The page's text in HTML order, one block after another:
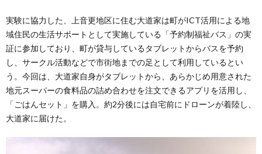
実験に協力した、上音更地区に住む大道家は町がICT活用による地
域住民の生活サポートとして実施している「予約制福祉バス」の実
証に参加しており、町が貸与しているタブレットからバスを予約
し、サークル活動などで市街地までの足として利用しているとい
う。今回は、大道家自身がタブレットから、あらかじめ用意された
地元スーパーの食料品の詰め合わせを注文できるアプリを活用し、
「ごはんセット」を購入。約2分後には自宅前にドローンが着陸し、
大道家に届けた。